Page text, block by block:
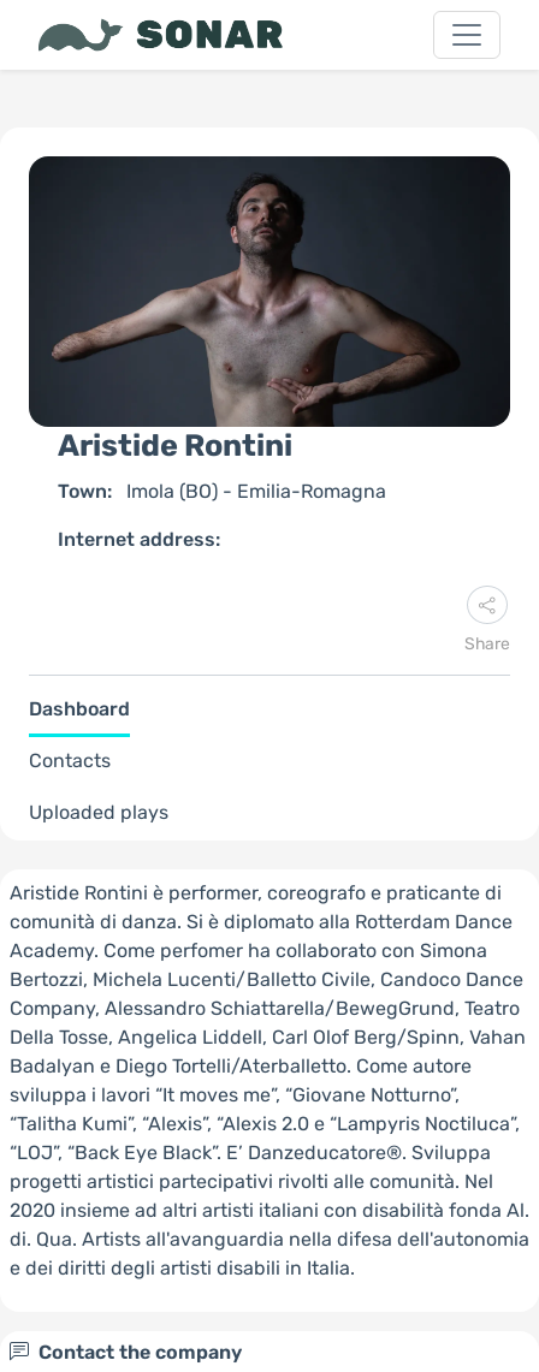
Aristide Rontini
Town: Imola (BO) - Emilia-Romagna
Internet address:
Share
Dashboard
Contacts
Uploaded plays
Aristide Rontini è performer, coreografo e praticante di
comunità di danza. Si è diplomato alla Rotterdam Dance
Academy. Come perfomer ha collaborato con Simona
Bertozzi, Michela Lucenti/Balletto Civile, Candoco Dance
Company, Alessandro Schiattarella/BewegGrund, Teatro
Della Tosse, Angelica Liddell, Carl Olof Berg/Spinn, Vahan
Badalyan e Diego Tortelli/Aterballetto. Come autore
sviluppa i lavori “It moves me”, “Giovane Notturno”,
“Talitha Kumi”, “Alexis”, “Alexis 2.0 e “Lampyris Noctiluca”,
“LOJ”, “Back Eye Black”. E’ Danzeducatore®. Sviluppa
progetti artistici partecipativi rivolti alle comunità. Nel
2020 insieme ad altri artisti italiani con disabilità fonda Al.
di. Qua. Artists all'avanguardia nella difesa dell'autonomia
e dei diritti degli artisti disabili in Italia.
Contact the company